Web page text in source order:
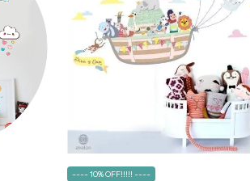
---- 10% OFF!!!!! ----